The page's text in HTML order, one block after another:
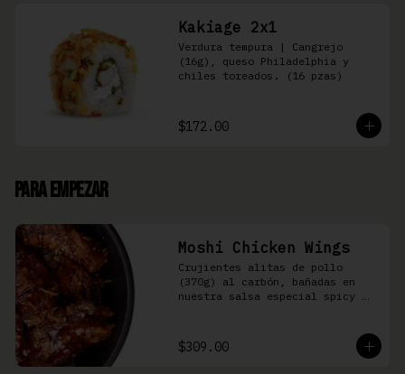
Kakiage 2x1
Verdura tempura | Cangrejo
(16g), queso Philadelphia y
chiles toreados. (16 pzas)
$172.00
Para Empezar
Moshi Chicken Wings
Crujientes alitas de pollo
(370g) al carbón, bañadas en
nuestra salsa especial spicy
$309.00